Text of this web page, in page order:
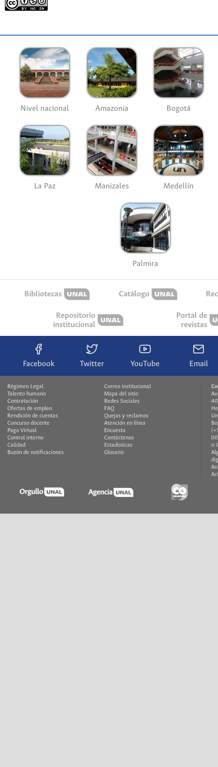
Nivel nacional Amazonía Bogotá
La Paz Manizales Medellín
Palmira
Bibliotecas Catálogo
Repositorio
institucional
Portal de
revistas
Facebook Twitter YouTube Email
Régimen Legal
Talento humano
Contratación
Ofertas de empleo
Rendición de cuentas
Concurso docente
Pago Virtual
Control interno
Calidad
Buzón de notificaciones
Correo institucional
Mapa del sitio
Redes Sociales
FAQ
Quejas y reclamos
Atención en línea
Encuesta
Contáctenos
Estadísticas
Glosario
©